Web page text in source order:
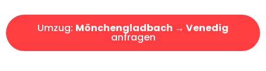
Umzug: Mönchengladbach → Venedig
anfragen